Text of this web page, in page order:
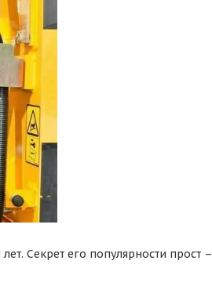
Секрет его популярности прост –